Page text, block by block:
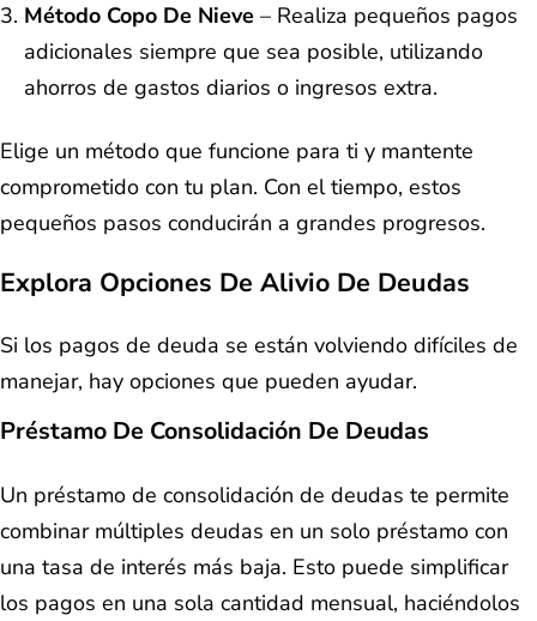
Método Copo De Nieve – Realiza pequeños pagos
adicionales siempre que sea posible, utilizando
ahorros de gastos diarios o ingresos extra.
Elige un método que funcione para ti y mantente
comprometido con tu plan. Con el tiempo, estos
pequeños pasos conducirán a grandes progresos.
Explora Opciones De Alivio De Deudas
Si los pagos de deuda se están volviendo difíciles de
manejar, hay opciones que pueden ayudar.
Préstamo De Consolidación De Deudas
Un préstamo de consolidación de deudas te permite
combinar múltiples deudas en un solo préstamo con
una tasa de interés más baja. Esto puede simplificar
los pagos en una sola cantidad mensual, haciéndolos